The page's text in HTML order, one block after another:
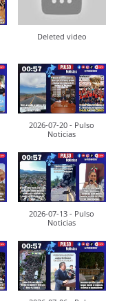
Deleted video
2026-07-20 - Pulso
Noticias
2026-07-13 - Pulso
Noticias